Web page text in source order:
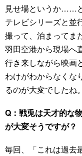
見せ場というか……
テレビシリーズと並
撮って、泊まってま
羽田空港から現場
行き来しながら映画
わけがわからなくな
るのが大変でしたね。
Q：戦兎は天才的な
が大変そうですが？
毎回、「これは過去